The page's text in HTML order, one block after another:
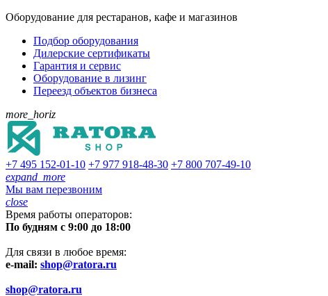
Оборудование для рестаранов, кафе и магазинов
Подбор оборудования
Дилерские сертификаты
Гарантия и сервис
Оборудование в лизинг
Переезд объектов бизнеса
more_horiz
+7 495 152-01-10 +7 977 918-48-30 +7 800 707-49-10
expand_more
Мы вам перезвоним
close
Время работы операторов:
По будням с 9:00 до 18:00
Для связи в любое время:
e-mail: shop@ratora.ru
shop@ratora.ru